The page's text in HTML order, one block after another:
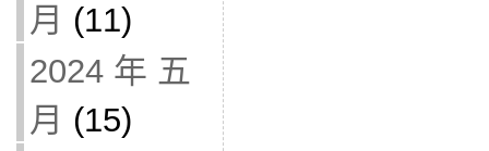
月 (11)
2024 年 五
月 (15)